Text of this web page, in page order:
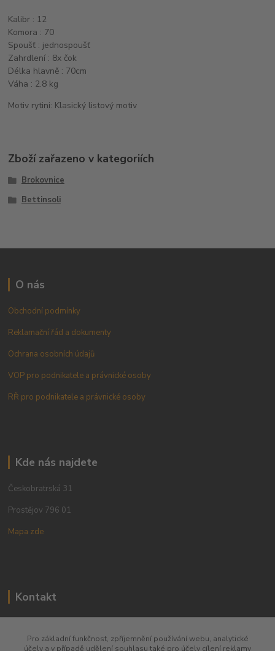
Kalibr : 12
Komora : 70
Spoušť : jednospoušť
Zahrdlení : 8x čok
Délka hlavně : 70cm
Váha : 2.8 kg
Motiv rytini: Klasický listový motiv
Zboží zařazeno v kategoriích
Brokovnice
Bettinsoli
O nás
Obchodní podmínky
Reklamační řád a dokumenty
Ochrana osobních údajů
VOP pro podnikatele a právnické osoby
RŘ pro podnikatele a právnické osoby
Kde nás najdete
Českobratrská 31
Prostějov 796 01
Mapa zde
Kontakt
Pro základní funkčnost, zpříjemnění používání webu, analytické
účely a v případě udělení souhlasu také pro účely cílení reklamy